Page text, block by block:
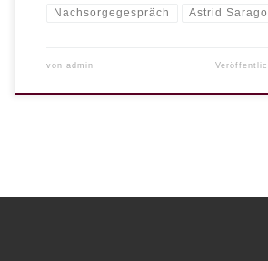
Nachsorgegespräch Astrid
von admin